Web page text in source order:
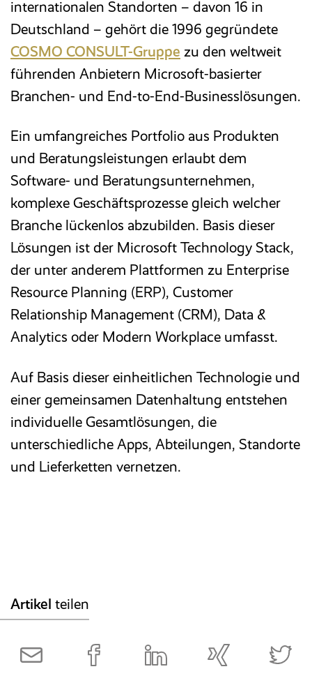
internationalen Standorten – davon 16 in
Deutschland – gehört die 1996 gegründete
COSMO CONSULT-Gruppe zu den weltweit
führenden Anbietern Microsoft-basierter
Branchen- und End-to-End-Businesslösungen.
Ein umfangreiches Portfolio aus Produkten
und Beratungsleistungen erlaubt dem
Software- und Beratungsunternehmen,
komplexe Geschäftsprozesse gleich welcher
Branche lückenlos abzubilden. Basis dieser
Lösungen ist der Microsoft Technology Stack,
der unter anderem Plattformen zu Enterprise
Resource Planning (ERP), Customer
Relationship Management (CRM), Data &
Analytics oder Modern Workplace umfasst.
Auf Basis dieser einheitlichen Technologie und
einer gemeinsamen Datenhaltung entstehen
individuelle Gesamtlösungen, die
unterschiedliche Apps, Abteilungen, Standorte
und Lieferketten vernetzen.
Artikel teilen